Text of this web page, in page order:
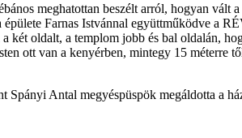
meghatottan beszélt arról, hogyan
épülete Farnas Istvánnal együttműködve a
két oldalt, a templom jobb és bal oldalán,
ott van a kenyérben, mintegy 15 méterre
Spányi Antal megyéspüspök megáldotta a